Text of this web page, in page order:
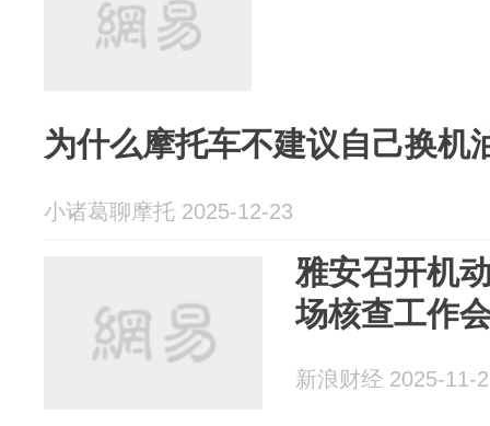
为什么摩托车不建议自己换机
小诸葛聊摩托 2025-12-23
雅安召开机
场核查工作
新浪财经 2025-11-